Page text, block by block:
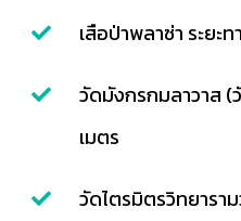
เสือป่าพลาซ่า ระยะ
วัดมังกรกมลาวาส (
เมตร
วัดไตรมิตรวิทยารา